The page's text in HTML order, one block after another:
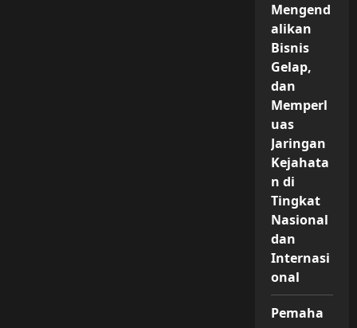
Mengend
alikan
Bisnis
Gelap,
dan
Memperl
uas
Jaringan
Kejahata
n di
Tingkat
Nasional
dan
Internasi
onal
Pemaha